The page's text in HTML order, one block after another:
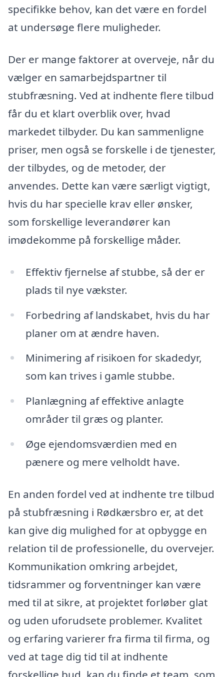
specifikke behov, kan det være en fordel
at undersøge flere muligheder.
Der er mange faktorer at overveje, når du
vælger en samarbejdspartner til
stubfræsning. Ved at indhente flere tilbud
får du et klart overblik over, hvad
markedet tilbyder. Du kan sammenligne
priser, men også se forskelle i de tjenester,
der tilbydes, og de metoder, der
anvendes. Dette kan være særligt vigtigt,
hvis du har specielle krav eller ønsker,
som forskellige leverandører kan
imødekomme på forskellige måder.
Effektiv fjernelse af stubbe, så der er
plads til nye vækster.
Forbedring af landskabet, hvis du har
planer om at ændre haven.
Minimering af risikoen for skadedyr,
som kan trives i gamle stubbe.
Planlægning af effektive anlagte
områder til græs og planter.
Øge ejendomsværdien med en
pænere og mere velholdt have.
En anden fordel ved at indhente tre tilbud
på stubfræsning i Rødkærsbro er, at det
kan give dig mulighed for at opbygge en
relation til de professionelle, du overvejer.
Kommunikation omkring arbejdet,
tidsrammer og forventninger kan være
med til at sikre, at projektet forløber glat
og uden uforudsete problemer. Kvalitet
og erfaring varierer fra firma til firma, og
ved at tage dig tid til at indhente